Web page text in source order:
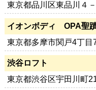
東京都品川区東品川４
イオンボディ OPA聖
東京都多摩市関戸4丁
渋谷ロフト
東京都渋谷区宇田川町